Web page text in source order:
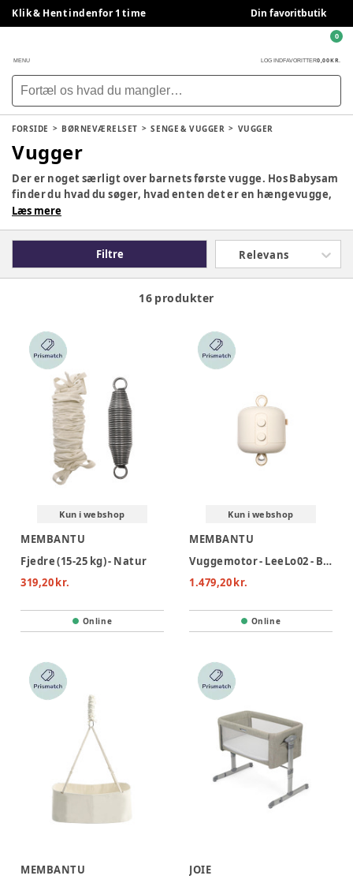
Klik & Hent indenfor 1 time Din favoritbutik
MENU LOG INDFAVORITTER0,00 KR.
0
FORSIDE BØRNEVÆRELSET SENGE & VUGGER VUGGER
Vugger
Der er noget særligt over barnets første vugge. Hos Babysam
finder du hvad du søger, hvad enten det er en hængevugge,
side by side vugge eller almindelig vugge.
Læs mere
Filtre Relevans
16 produkter
Kun i webshop
MEMBANTU
Fjedre (15-25 kg) - Natur
319,20 kr.
Online
Kun i webshop
MEMBANTU
Vuggemotor - LeeLo02 - Beige
1.479,20 kr.
Online
MEMBANTU
JOIE